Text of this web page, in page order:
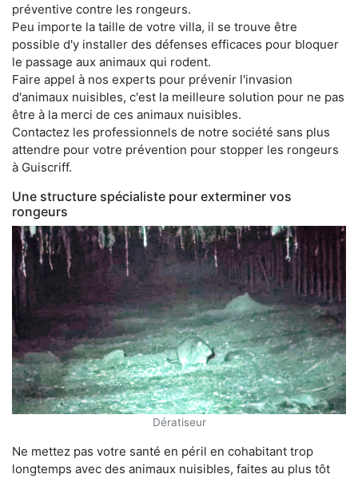
préventive contre les rongeurs.
Peu importe la taille de votre villa, il se trouve être
possible d'y installer des défenses efficaces pour bloquer
le passage aux animaux qui rodent.
Faire appel à nos experts pour prévenir l'invasion
d'animaux nuisibles, c'est la meilleure solution pour ne pas
être à la merci de ces animaux nuisibles.
Contactez les professionnels de notre société sans plus
attendre pour votre prévention pour stopper les rongeurs
à Guiscriff.
Une structure spécialiste pour exterminer vos
rongeurs
Dératiseur
Ne mettez pas votre santé en péril en cohabitant trop
longtemps avec des animaux nuisibles, faites au plus tôt